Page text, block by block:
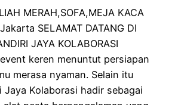
MERAH,SOFA,MEJA KACA
SELAMAT DATANG DI
JAYA KOLABORASI
keren menuntut persiapan
merasa nyaman. Selain itu
Jaya Kolaborasi hadir sebagai